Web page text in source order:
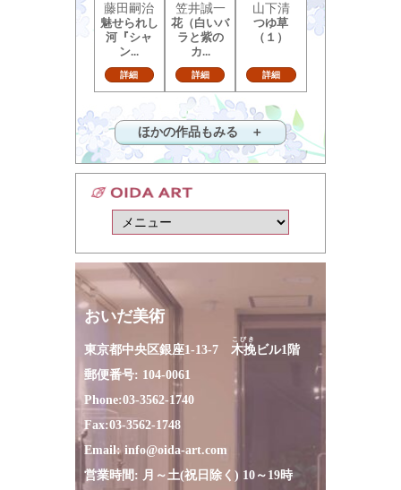
藤田嗣治
魅せられし
河『シャ
ン...
詳細
笠井誠一
花（白いバ
ラと紫の
カ...
詳細
山下清
つゆ草
（１）
詳細
ほかの作品もみる ＋
おいだ美術
東京都中央区銀座1-13-7 木挽
こびき
ビル1階
郵便番号: 104-0061
Phone:03-3562-1740
Fax:03-3562-1748
Email: info@oida-art.com
営業時間: 月～土(祝日除く) 10～19時